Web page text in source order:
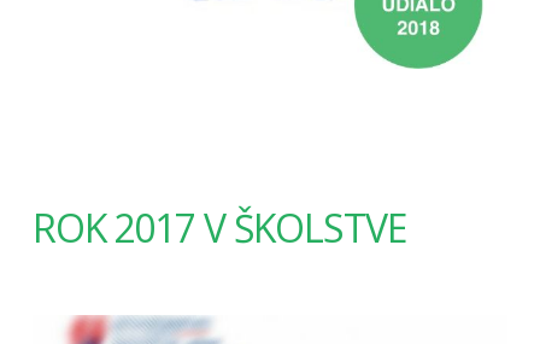
ROK 2017 V ŠKOLSTVE